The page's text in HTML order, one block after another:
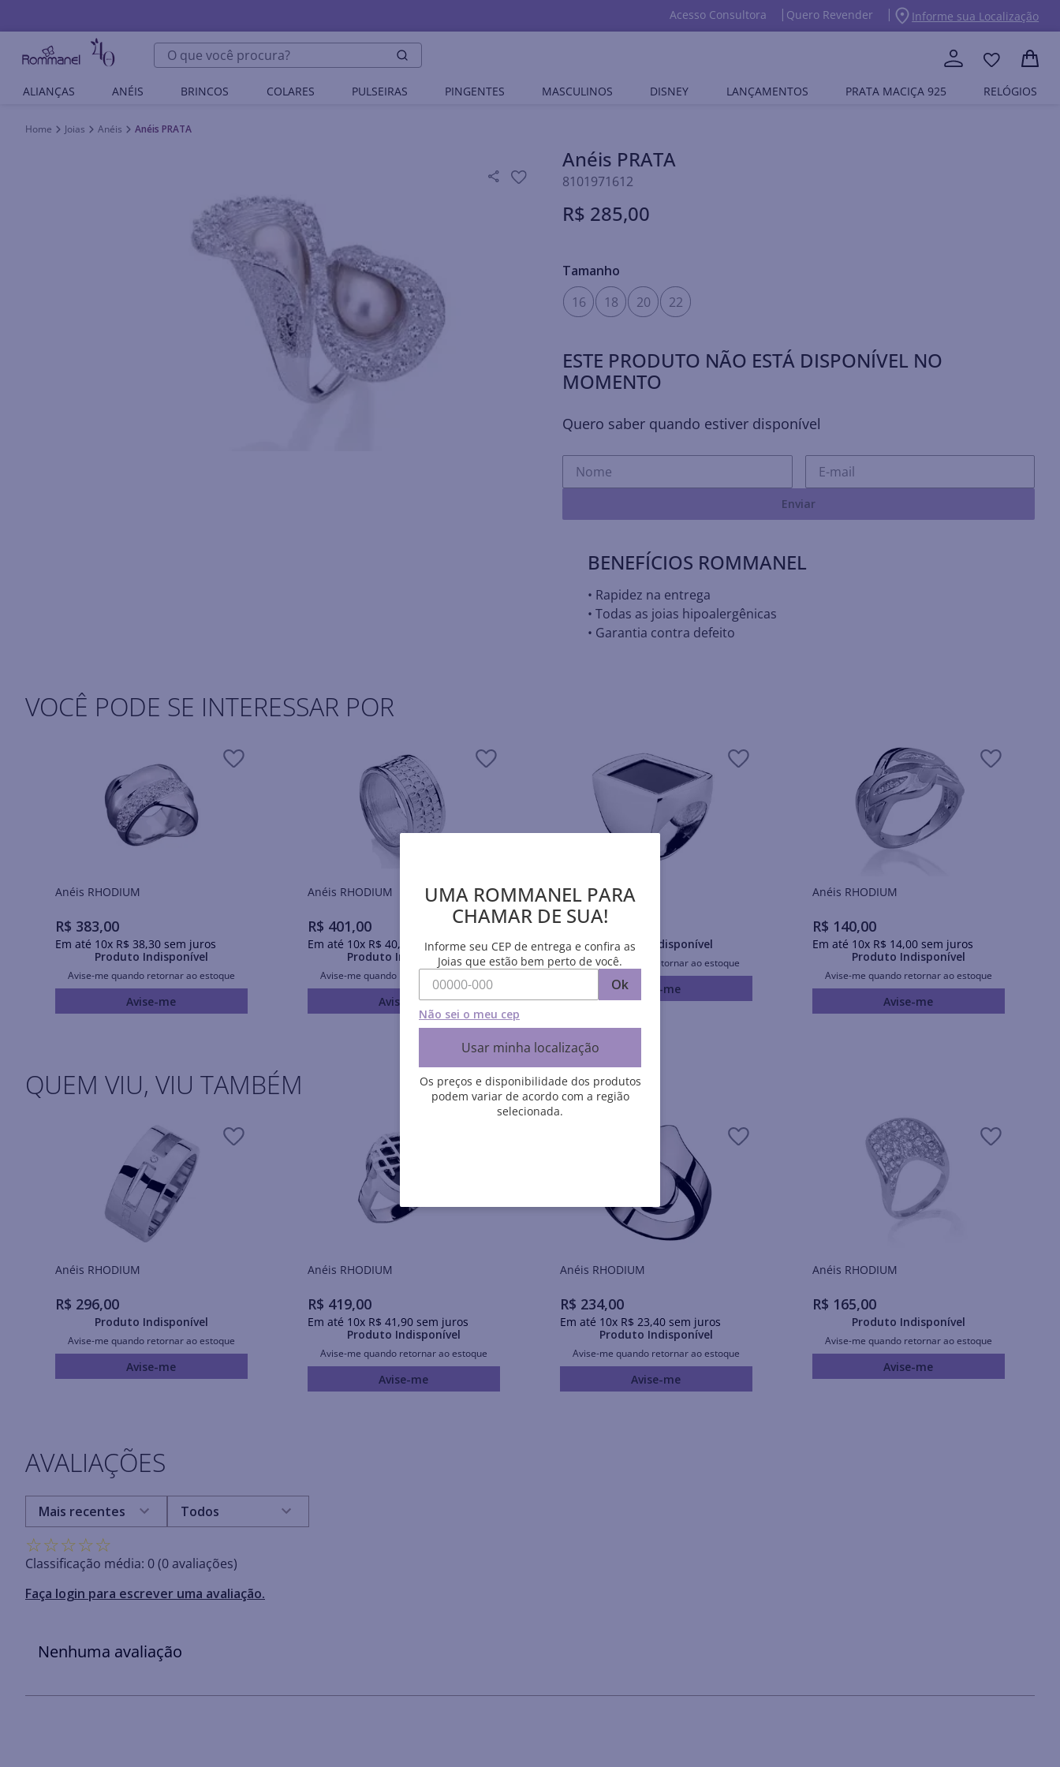
Acesso Consultora Quero Revender Informe sua Localização
O que você procura?
ALIANÇAS ANÉIS BRINCOS COLARES PULSEIRAS PINGENTES MASCULINOS DISNEY LANÇAMENTOS PRATA MACIÇA 925 RELÓGIOS
Joias Anéis Anéis PRATA
Anéis PRATA
8101971612
R$ 285,00
Tamanho
16
18 20 22
ESTE PRODUTO NÃO ESTÁ DISPONÍVEL NO
MOMENTO
Quero saber quando estiver disponível
Enviar
BENEFÍCIOS ROMMANEL
• Rapidez na entrega
• Todas as joias hipoalergênicas
• Garantia contra defeito
VOCÊ PODE SE INTERESSAR POR
Anéis RHODIUM
R$ 383,00
Em até 10x R$ 38,30sem juros
Produto Indisponível
Avise-me quando retornar ao estoque
Avise-me
Anéis RHODIUM
R$ 401,00
Em até 10x R$ 40,
sem juros
Produto Indisponível
Avise-me quando retornar ao estoque
Avise-me
Anéis RHODIUM
R$ 674,
Produto Indisponível
Avise-me quando retornar ao estoque
Avise-me
Anéis RHODIUM
R$ 140,00
Em até 10x R$ 14,00sem juros
Produto Indisponível
Avise-me quando retornar ao estoque
Avise-me
QUEM VIU, VIU TAMBÉM
Anéis RHODIUM
R$ 296,00
Produto Indisponível
Avise-me quando retornar ao estoque
Avise-me
Anéis RHODIUM
R$ 419,00
Em até 10x R$ 41 ,90sem juros
Produto Indisponível
Avise-me quando retornar ao estoque
Avise-me
Anéis RHODIUM
R$ 234,00
Em até 10x R$ 23,40sem juros
Produto Indisponível
Avise-me quando retornar ao estoque
Avise-me
Anéis RHODIUM
R$ 165,00
Produto Indisponível
Avise-me quando retornar ao estoque
Avise-me
AVALIAÇÕES
☆☆☆☆☆
Classificação média: 0(0 avaliações)
Faça login para escrever uma avaliação.
Mais recentes Todos
Nenhuma avaliação
UMA ROMMANEL PARA
CHAMAR DE SUA!
Informe seu CEP de entrega e confira as
Joias que estão bem perto de você.
Ok
Não sei o meu cep
Usar minha localização
Os preços e disponibilidade dos produtos
podem variar de acordo com a região
selecionada.